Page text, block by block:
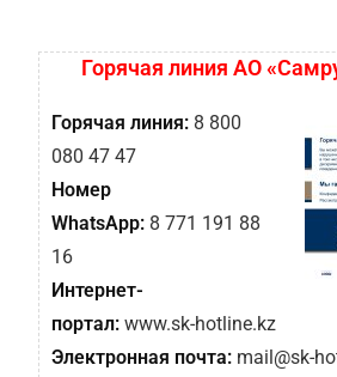
Горячая линия АО
Горячая линия: 8 800
080 47 47
Номер
WhatsApp: 8 771 191 88
16
Интернет-
портал: www.sk-hotline.kz
Электронная почта: mail@sk-